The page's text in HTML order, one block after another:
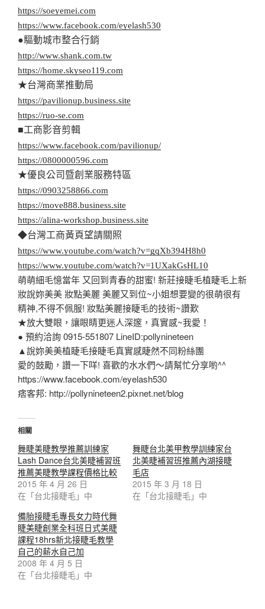
https://soeyemei.com
https://www.facebook.com/eyelash530
●驅動城市整合行銷
http://www.shank.com.tw
https://home.skyseo119.com
★台灣商業推動局
https://pavilionup.business.site
https://ruo-se.com
■工商影音剪輯
https://www.facebook.com/pavilionup/
https://0800000596.com
★優良公司暨創業服務特區
https://0903258866.com
https://move888.business.site
https://alina-workshop.business.site
◆台灣工商黃頁望請關照
https://www.youtube.com/watch?v=gqXb394H8h0
https://www.youtube.com/watch?v=1UXakGsHL10
萌萌細毛憶當年 又回到青春的甜蜜! 新莊接睫毛植睫毛上新
妝說妳美美 妝點美麗 美麗又到位~小姐想要變的很萌很有
精神,不得不佩服! 妝點美麗接睫毛的技術~讚歎
★放大雙眼，讓眼睛更迷人深邃，真實感~我愛！
● 預約洽詢 0915-551807 LineID:pollynineteen
▲說妳美美植睫毛接睫毛真實感睫然不同粉絲團
愛的鼓勵，讚一下咩! 喜歡的水水們～請幫忙分享喲^^
https://www.facebook.com/eyelash530
痞客邦: http://pollynineteen2.pixnet.net/blog
相關
舞睫美睫教學推薦訓練家
Lash Dance台北美睫補習班
推薦美睫教學課程價格比較
2015 年 4 月 26 日
在「台北接睫毛」中
舞睫台北美甲教學訓練家台
北美睫補習班推薦內湖接睫
毛店
2015 年 3 月 18 日
在「台北接睫毛」中
備胎接睫毛專長女力時代舞
睫美睫創業全科班日式美睫
課程18hrs新北接睫毛教學
自己的薪水自己加
2008 年 4 月 5 日
在「台北接睫毛」中